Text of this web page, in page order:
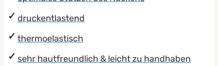
druckentlastend
thermoelastisch
sehr hautfreundlich & leicht zu handhaben